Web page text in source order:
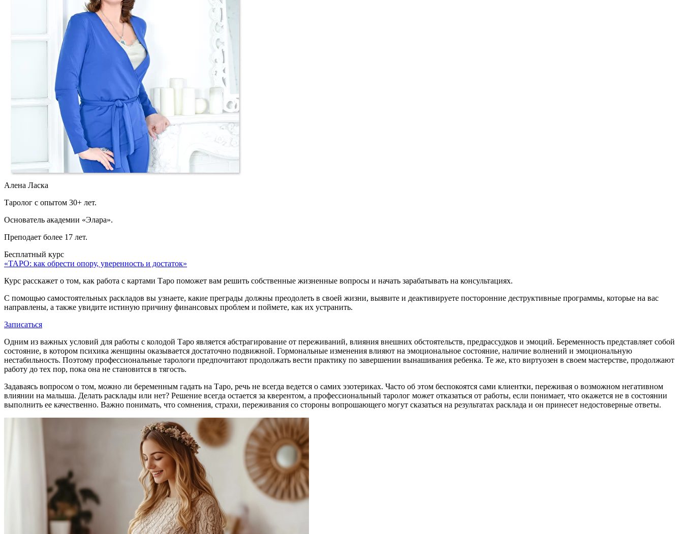
Алена Ласка
Таролог с опытом 30+ лет.
Основатель академии «Элара».
Преподает более 17 лет.
Бесплатный курс
«ТАРО: как обрести опору, уверенность и достаток»
Курс расскажет о том, как работа с картами Таро поможет вам решить собственные жизненные вопросы и начать зарабатывать на консультациях.
С помощью самостоятельных раскладов вы узнаете, какие преграды должны преодолеть в своей жизни, выявите и деактивируете посторонние деструктивные программы, которые на вас
направлены, а также увидите истиную причину финансовых проблем и поймете, как их устранить.
Записаться
Одним из важных условий для работы с колодой Таро является абстрагирование от переживаний, влияния внешних обстоятельств, предрассудков и эмоций. Беременность представляет собой
состояние, в котором психика женщины оказывается достаточно подвижной. Гормональные изменения влияют на эмоциональное состояние, наличие волнений и эмоциональную
нестабильность. Поэтому профессиональные тарологи предпочитают продолжать вести практику по завершении вынашивания ребенка. Те же, кто виртуозен в своем мастерстве, продолжают
работу до тех пор, пока она не становится в тягость.
Задаваясь вопросом о том, можно ли беременным гадать на Таро, речь не всегда ведется о самих эзотериках. Часто об этом беспокоятся сами клиентки, переживая о возможном негативном
влиянии на малыша. Делать расклады или нет? Решение всегда остается за кверентом, а профессиональный таролог может отказаться от работы, если понимает, что окажется не в состоянии
выполнить ее качественно. Важно понимать, что сомнения, страхи, переживания со стороны вопрошающего могут сказаться на результатах расклада и он принесет недостоверные ответы.